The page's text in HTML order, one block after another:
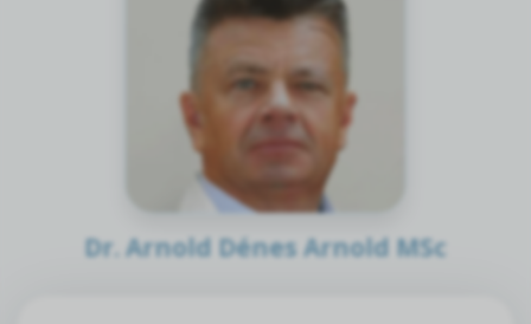
Dr. Arnold Dénes Arnold MSc